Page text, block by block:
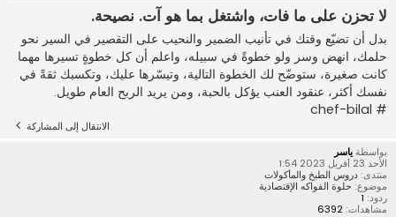
لا تحزن على ما فات، واشتغل بما هو آت. نصيحة.
بدل أن تضيّع وقتك في تأنيب الضمير والنحيب على التقصير في السير نحو
حلمك، انهض وسر ولو خطوةً في سبيله، واعلم أن كل خطوةٍ تسيرها مهما
كانت صغيرة، ستوضّح لك الخطوة التالية، وتيسّرها عليك، وتكسبك ثقةً في
نفسك أكثر، عنقود العنب يؤكل بالحبة، ومن يريد الربح العام طويل.
# chef-bilal
الانتقال إلى المشاركة
بواسطةياسر
الأحد 23 أفريل 2023 1:54
منتدى: دروس الطبخ والمأكولات
موضوع: حلوة الفواكه الإقتصادية
ردود:
مشاهدات: 6392